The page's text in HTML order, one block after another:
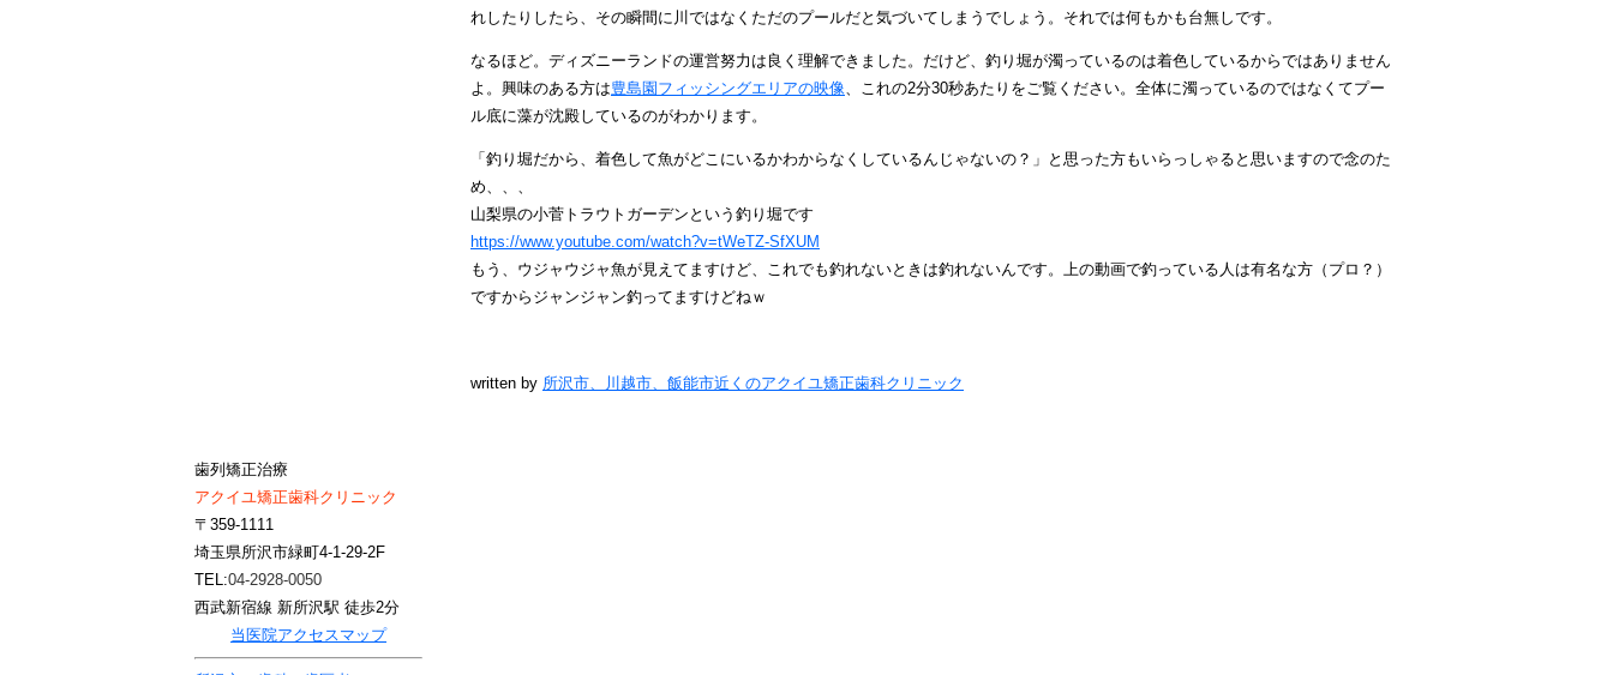
れしたりしたら、その瞬間に川ではなくただのプールだと気づいてしまうでしょう。それでは何もかも台無しです。
なるほど。ディズニーランドの運営努力は良く理解できました。だけど、釣り堀が濁っているのは着色しているからではありません
よ。興味のある方は豊島園フィッシングエリアの映像、これの2分30秒あたりをご覧ください。全体に濁っているのではなくてプー
ル底に藻が沈殿しているのがわかります。
「釣り堀だから、着色して魚がどこにいるかわからなくしているんじゃないの？」と思った方もいらっしゃると思いますので念のた
め、、、
山梨県の小菅トラウトガーデンという釣り堀です
https://www.youtube.com/watch?v=tWeTZ-SfXUM
もう、ウジャウジャ魚が見えてますけど、これでも釣れないときは釣れないんです。上の動画で釣っている人は有名な方（プロ？）
ですからジャンジャン釣ってますけどねｗ
written by 所沢市、川越市、飯能市近くのアクイユ矯正歯科クリニック
歯列矯正治療
アクイユ矯正歯科クリニック
〒359-1111
埼玉県所沢市緑町4-1-29-2F
TEL:04-2928-0050
西武新宿線 新所沢駅 徒歩2分
当医院アクセスマップ